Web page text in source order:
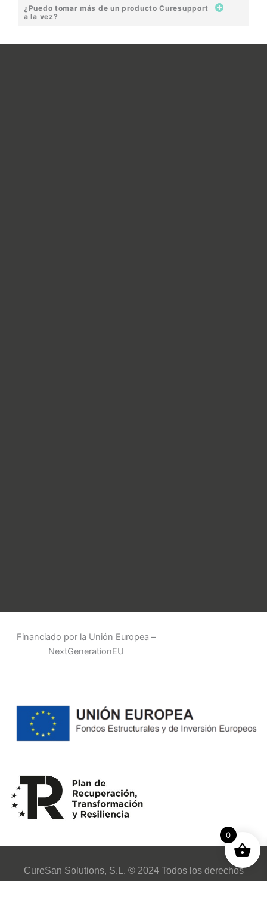
¿Puedo tomar más de un producto Curesupport
a la vez?
Financiado por la Unión Europea –
NextGenerationEU
CureSan Solutions, S.L. © 2024 Todos los derechos
0